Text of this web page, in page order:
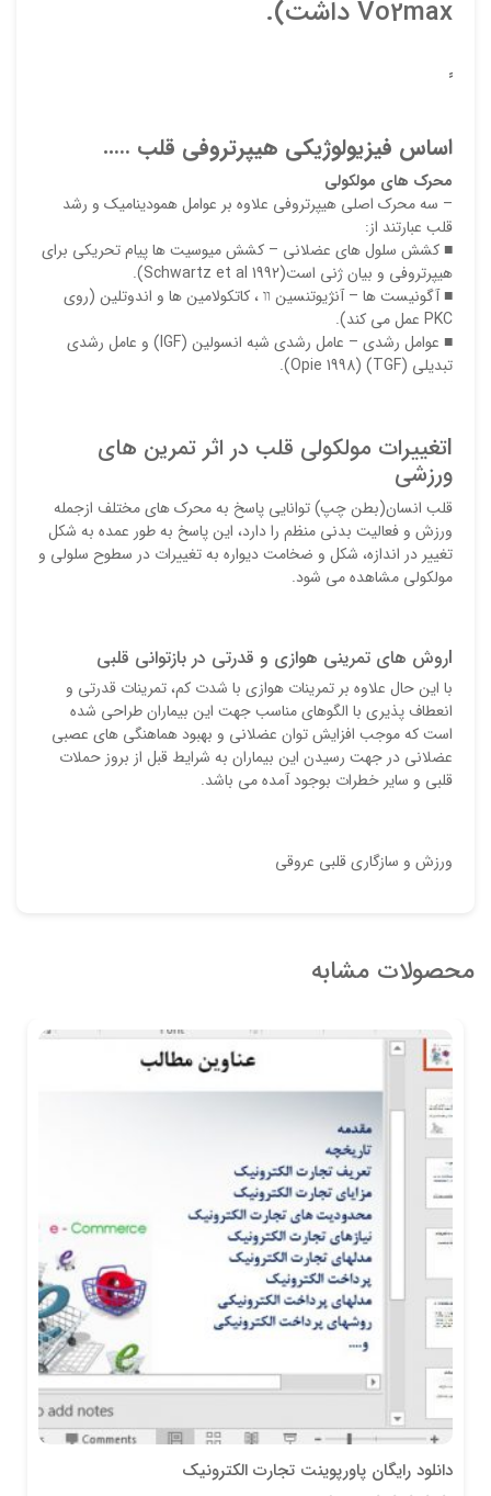
Vo2max داشت).
اساس فيزيولوژيکي هيپرتروفي قلب …..
محرک هاي مولکولي
– سه محرک اصلي هيپرتروفي علاوه بر عوامل هموديناميک و رشد
قلب عبارتند از:
■ کشش سلول هاي عضلاني – کشش ميوسيت ها پيام تحريکي براي
هيپرتروفي و بيان ژني است(Schwartz et al 1992).
■ آگونيست ها – آنژيوتنسين װ ، کاتکولامين ها و اندوتلين (روي
PKC عمل مي کند).
■ عوامل رشدي – عامل رشدي شبه انسولين (IGF) و عامل رشدي
تبديلي (TGF) (Opie 1998).
lتغییرات مولکولی قلب در اثر تمرین های
ورزشی
قلب انسان(بطن چپ) توانایی پاسخ به محرک های مختلف ازجمله
ورزش و فعالیت بدنی منظم را دارد، این پاسخ به طور عمده به شکل
تغییر در اندازه، شکل و ضخامت دیواره به تغییرات در سطوح سلولی و
مولکولی مشاهده می شود.
lروش های تمرینی هوازی و قدرتی در بازتوانی قلبی
با این حال علاوه بر تمرینات هوازی با شدت کم، تمرینات قدرتی و
انعطاف پذیری با الگوهای مناسب جهت این بیماران طراحی شده
است که موجب افزایش توان عضلانی و بهبود هماهنگی های عصبی
عضلانی در جهت رسیدن این بیماران به شرایط قبل از بروز حملات
قلبی و سایر خطرات بوجود آمده می باشد.
ورزش و سازگاري قلبي عروقي
محصولات مشابه
دانلود رایگان پاورپوینت تجارت الکترونیک